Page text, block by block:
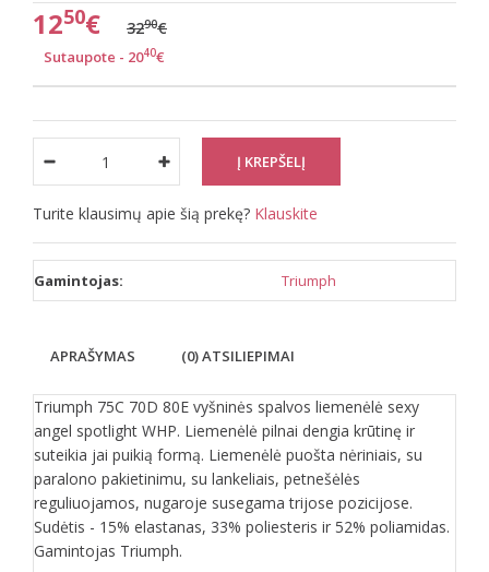
1250€ 3290€
Sutaupote - 2040€
Turite klausimų apie šią prekę? Klauskite
Gamintojas: Triumph
APRAŠYMAS (0) ATSILIEPIMAI
Triumph 75C 70D 80E vyšninės spalvos liemenėlė sexy
angel spotlight WHP. Liemenėlė pilnai dengia krūtinę ir
suteikia jai puikią formą. Liemenėlė puošta nėriniais, su
paralono pakietinimu, su lankeliais, petnešėlės
reguliuojamos, nugaroje susegama trijose pozicijose.
Sudėtis - 15% elastanas, 33% poliesteris ir 52% poliamidas.
Gamintojas Triumph.